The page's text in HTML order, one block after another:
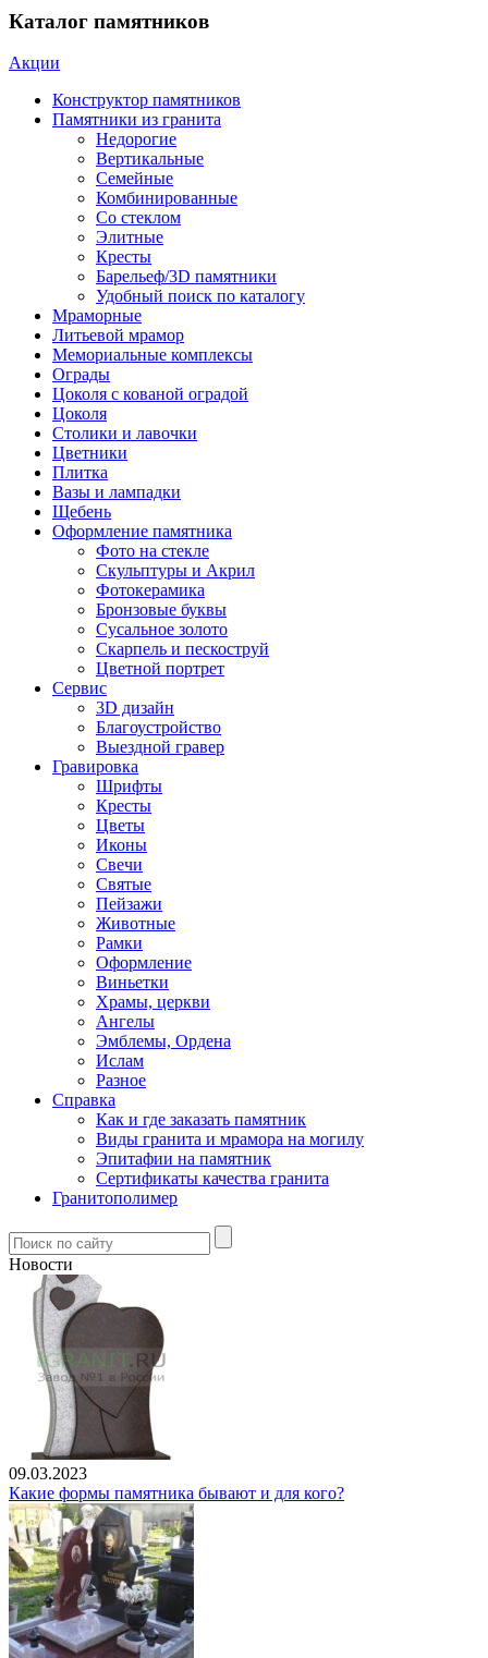
Каталог памятников
Акции
Конструктор памятников
Памятники из гранита
Недорогие
Вертикальные
Семейные
Комбинированные
Со стеклом
Элитные
Кресты
Барельеф/3D памятники
Удобный поиск по каталогу
Мраморные
Литьевой мрамор
Мемориальные комплексы
Ограды
Цоколя с кованой оградой
Цоколя
Столики и лавочки
Цветники
Плитка
Вазы и лампадки
Щебень
Оформление памятника
Фото на стекле
Скульптуры и Акрил
Фотокерамика
Бронзовые буквы
Сусальное золото
Скарпель и пескоструй
Цветной портрет
Сервис
3D дизайн
Благоустройство
Выездной гравер
Гравировка
Шрифты
Кресты
Цветы
Иконы
Свечи
Святые
Пейзажи
Животные
Рамки
Оформление
Виньетки
Храмы, церкви
Ангелы
Эмблемы, Ордена
Ислам
Разное
Справка
Как и где заказать памятник
Виды гранита и мрамора на могилу
Эпитафии на памятник
Сертификаты качества гранита
Гранитополимер
Новости
09.03.2023
Какие формы памятника бывают и для кого?